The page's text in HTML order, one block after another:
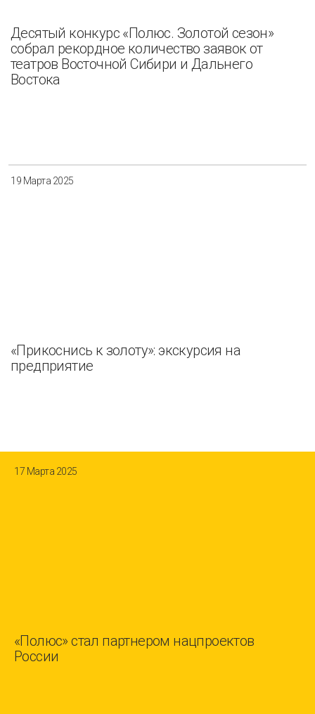
Десятый конкурс «Полюс. Золотой сезон»
собрал рекордное количество заявок от
театров Восточной Сибири и Дальнего
Востока
19 Марта 2025
«Прикоснись к золоту»: экскурсия на
предприятие
17 Марта 2025
«Полюс» стал партнером нацпроектов
России